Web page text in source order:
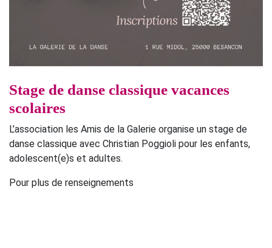
Stage de danse classique vacances
scolaires
L’association les Amis de la Galerie organise un stage de
danse classique avec Christian Poggioli pour les enfants,
adolescent(e)s et adultes.
Pour plus de renseignements